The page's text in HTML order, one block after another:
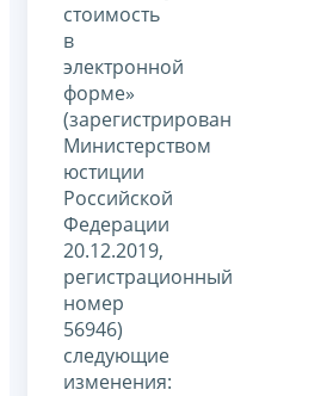
стоимость
в
электронной
форме»
(зарегистрирован
Министерством
юстиции
Российской
Федерации
20.12.2019,
регистрационный
номер
56946)
следующие
изменения: